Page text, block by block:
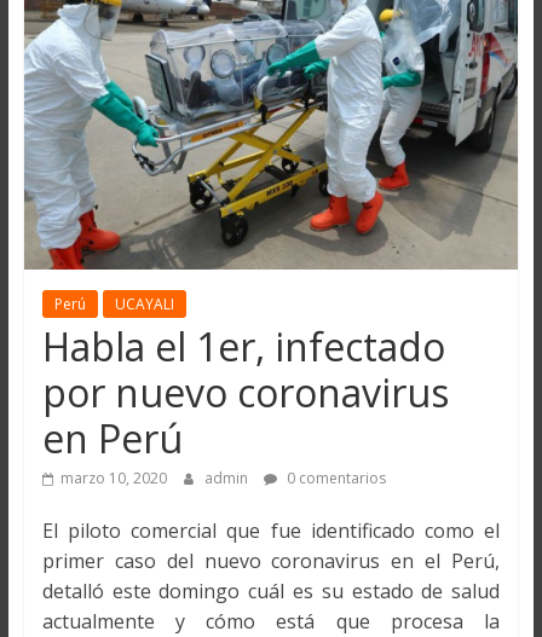
Perú UCAYALI
Habla el 1er, infectado
por nuevo coronavirus
en Perú
marzo 10, 2020 admin 0 comentarios
El piloto comercial que fue identificado como el
primer caso del nuevo coronavirus en el Perú,
detalló este domingo cuál es su estado de salud
actualmente y cómo está que procesa la